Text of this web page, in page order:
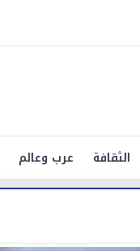
الثقافة عرب وعالم